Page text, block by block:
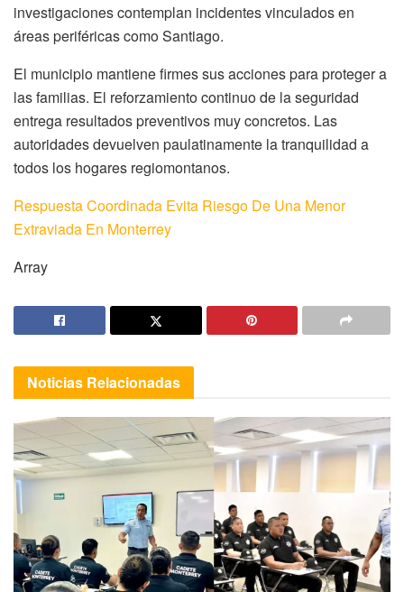
investigaciones contemplan incidentes vinculados en
áreas periféricas como Santiago.
El municipio mantiene firmes sus acciones para proteger a
las familias. El reforzamiento continuo de la seguridad
entrega resultados preventivos muy concretos. Las
autoridades devuelven paulatinamente la tranquilidad a
todos los hogares regiomontanos.
Respuesta Coordinada Evita Riesgo De Una Menor
Extraviada En Monterrey
Array
Noticias Relacionadas